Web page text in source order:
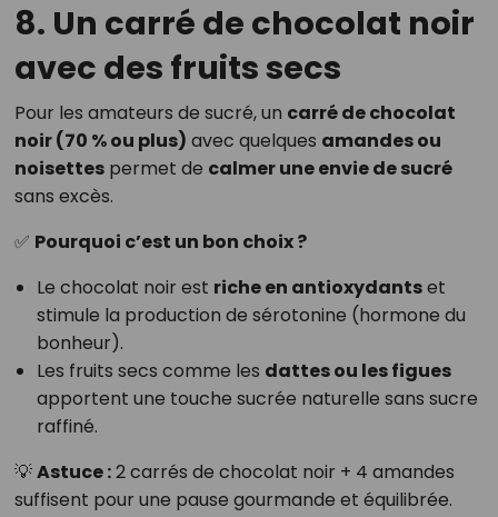
8. Un carré de chocolat noir
avec des fruits secs
Pour les amateurs de sucré, un carré de chocolat
noir (70 % ou plus) avec quelques amandes ou
noisettespermet de calmer une envie de sucré
sans excès.
✅ Pourquoi c’est un bon choix ?
Le chocolat noir est riche en antioxydantset
stimule la production de sérotonine (hormone du
bonheur).
Les fruits secs comme les dattes ou les figues
apportent une touche sucrée naturelle sans sucre
raffiné.
💡Astuce :2 carrés de chocolat noir + 4 amandes
suffisent pour une pause gourmande et équilibrée.